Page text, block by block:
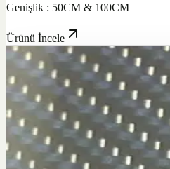
Genişlik : 50CM & 100CM
Ürünü İncele